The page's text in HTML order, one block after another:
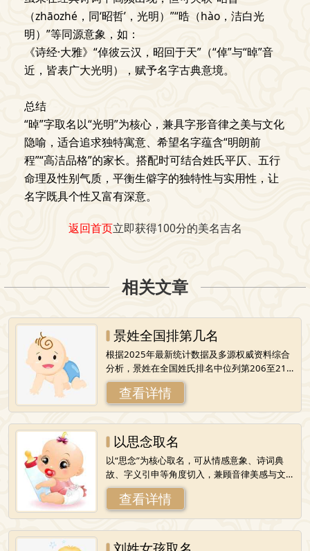
（zhāozhé，同‘昭哲’，光明）”“晧（hào，洁白光
明）”等同源意象，如：
《诗经·大雅》“倬彼云汉，昭回于天”（“倬”与“晫”音
近，皆表广大光明），赋予名字古典意境。
总结
“晫”字取名以“光明”为核心，兼具字形音律之美与文化
隐喻，适合追求独特寓意、希望名字蕴含“明朗前
程”“高洁品格”的家长。搭配时可结合姓氏平仄、五行
命理及性别气质，平衡生僻字的独特性与实用性，让
名字既具个性又富有深意。
返回首页立即获得100分的美名吉名
相关文章
景姓全国排第几名
根据2025年最新统计数据及多源权威资料综合
分析，景姓在全国姓氏排名中位列第206至215
位之间，具体排名因统计机构和年份略有差
异：一、权威数据对比1.人口规模
查看详情
以思念取名
以“思念”为核心取名，可从情感意象、诗词典
故、字义引申等角度切入，兼顾音律美感与文
化内涵。以下是分类整理的名字及寓意解析，
适用于人名、宠物名或文艺创作命名：一、
查看详情